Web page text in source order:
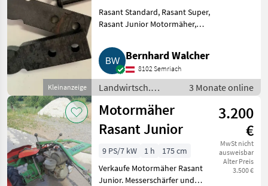
Kleinanzeige
Rasant Standard, Rasant Super,
Rasant Junior Motormäher,
90, auch für Wanzen Mähwerke,
Schlagstück für Schwinghebel
bei Rasant Doppelme
Bernhard Walcher
8102 Semriach
Landwirtsch.
Motorfahrzeuge /
Motormäher/-
fräsen
3 Monate online
Motormäher
Rasant Junior
3.200
€
MwSt nicht
ausweisbar
Alter Preis
3.500 €
9 PS/7 kW 1 h
175 cm
Verkaufe Motormäher Rasant
Junior. Messerschärfer und